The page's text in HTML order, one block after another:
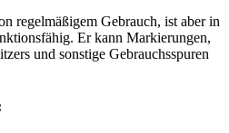
regelmäßigem Gebrauch, ist aber in
Er kann Markierungen,
und sonstige Gebrauchsspuren